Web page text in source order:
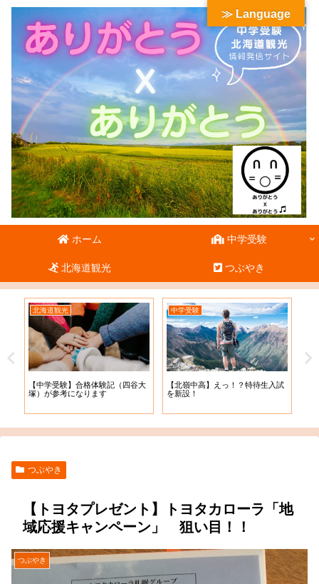
ホーム 中学受験
北海道観光 つぶやき
北海道観光
【中学受験】合格体験記（四谷大
塚）が参考になります
中学受験
【北嶺中高】えっ！？特待生入試
を新設！
つぶやき
【トヨタプレゼント】トヨタカローラ「地
域応援キャンペーン」 狙い目！！
つぶやき
≫ Language